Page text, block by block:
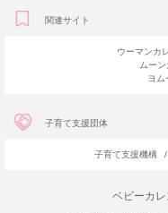
関連サイト
ウーマンカ
ムー
ヨム
子育て支援団体
子育て支援機構 /
ベビーカレ